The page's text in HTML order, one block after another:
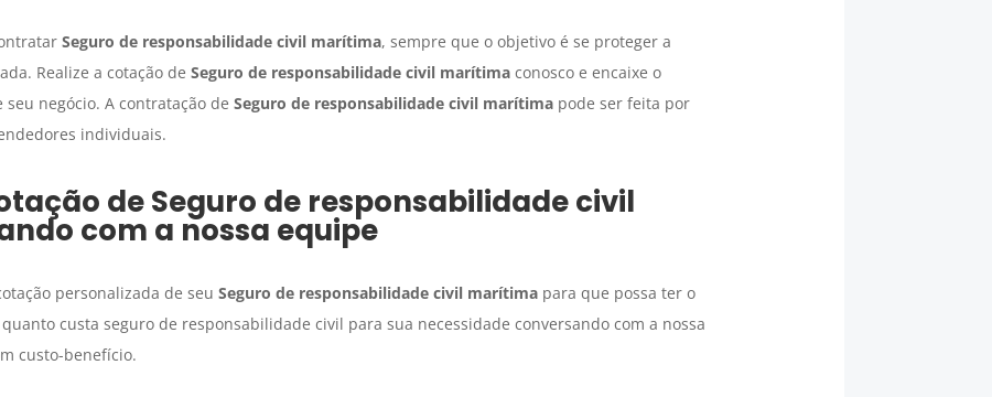
Seguro de responsabilidade civil marítima, sempre que o objetivo é se proteger a
Realize a cotação de Seguro de responsabilidade civil marítimaconosco e encaixe o
negócio. A contratação de Seguro de responsabilidade civil marítimapode ser feita por
individuais.
deSeguro de responsabilidade civil
com a nossa equipe
personalizada de seu Seguro de responsabilidade civil marítimapara que possa ter o
custa seguro de responsabilidade civil para sua necessidade conversando com a nossa
custo-benefício.